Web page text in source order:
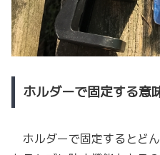
ホルダーで固定する意
ホルダーで固定するとど